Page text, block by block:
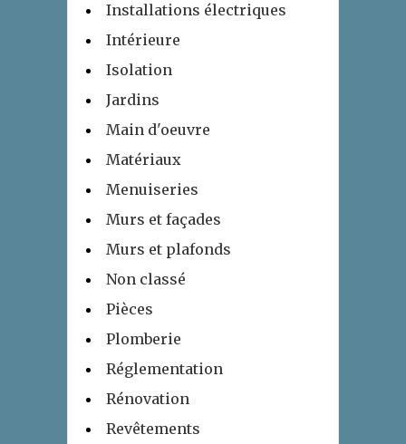
Installations électriques
Intérieure
Isolation
Jardins
Main d'oeuvre
Matériaux
Menuiseries
Murs et façades
Murs et plafonds
Non classé
Pièces
Plomberie
Réglementation
Rénovation
Revêtements